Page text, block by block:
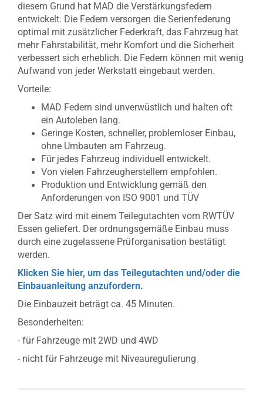
diesem Grund hat MAD die Verstärkungsfedern
entwickelt. Die Federn versorgen die Serienfederung
optimal mit zusätzlicher Federkraft, das Fahrzeug hat
mehr Fahrstabilität, mehr Komfort und die Sicherheit
verbessert sich erheblich. Die Federn können mit wenig
Aufwand von jeder Werkstatt eingebaut werden.
Vorteile:
MAD Federn sind unverwüstlich und halten oft
ein Autoleben lang.
Geringe Kosten, schneller, problemloser Einbau,
ohne Umbauten am Fahrzeug.
Für jedes Fahrzeug individuell entwickelt.
Von vielen Fahrzeugherstellern empfohlen.
Produktion und Entwicklung gemäß den
Anforderungen von ISO 9001 und TÜV
Der Satz wird mit einem Teilegutachten vom RWTÜV
Essen geliefert. Der ordnungsgemäße Einbau muss
durch eine zugelassene Prüforganisation bestätigt
werden.
Klicken Sie hier, um das Teilegutachten und/oder die
Einbauanleitung anzufordern.
Die Einbauzeit beträgt ca. 45 Minuten.
Besonderheiten:
- für Fahrzeuge mit 2WD und 4WD
- nicht für Fahrzeuge mit Niveauregulierung